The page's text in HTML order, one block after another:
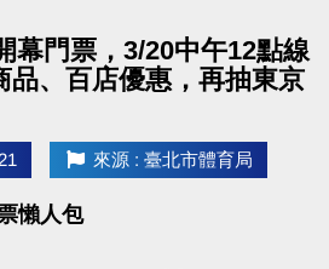
幕門票，3/20中午12點線
品、百店優惠，再抽東京
來源 : 臺北市體育局
懶人包